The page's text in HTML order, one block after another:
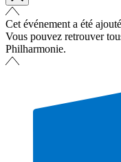
Cet événement a été
Vous pouvez retrouver
Philharmonie.